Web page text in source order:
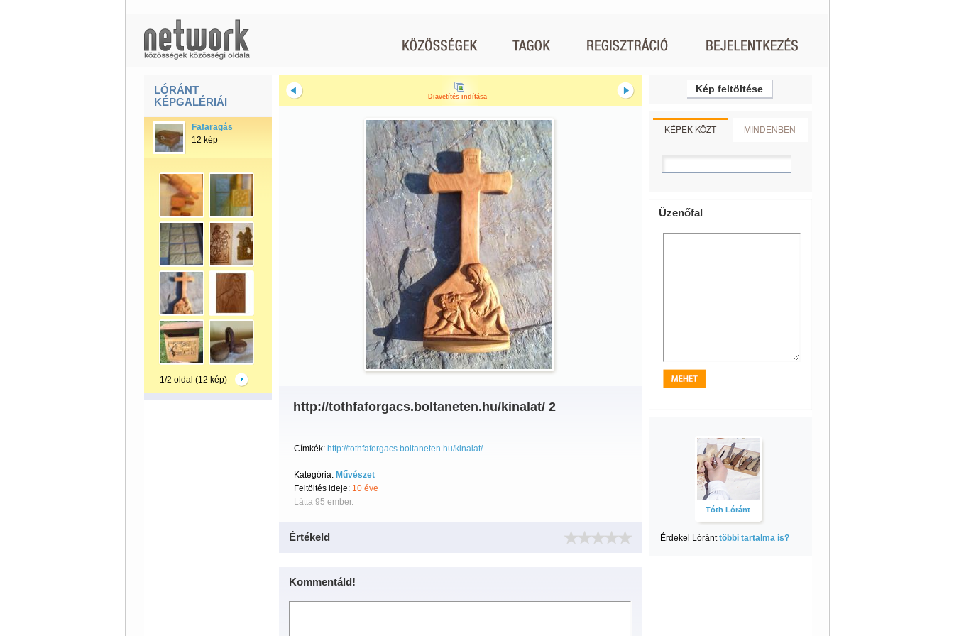
LÓRÁNT
KÉPGALÉRIÁI
Fafaragás
12 kép
1/2 oldal (12 kép)
Diavetítés indítása
http://tothfaforgacs.boltaneten.hu/kinalat/ 2
Címkék: http://tothfaforgacs.boltaneten.hu/kinalat/
Kategória: Művészet
Feltöltés ideje: 10 éve
Látta 95 ember.
Értékeld
Kommentáld!
Kép feltöltése
KÉPEK KÖZT MINDENBEN
Üzenőfal
Tóth Lóránt
Érdekel Lóránttöbbi tartalma is?